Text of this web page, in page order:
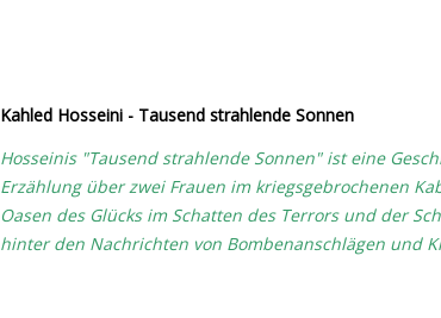
Kahled Hosseini - Tausend strahlende Sonnen
Hosseinis "Tausend strahlende Sonnen" ist eine
Erzählung über zwei Frauen im kriegsgebrochenen
Oasen des Glücks im Schatten des Terrors und der
hinter den Nachrichten von Bombenanschlägen und